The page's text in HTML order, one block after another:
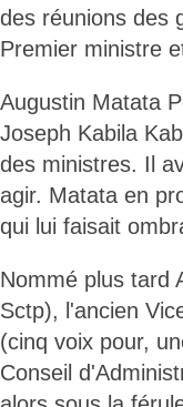
des réunions des
Premier ministre
Augustin Matata
Joseph Kabila
des ministres. Il
agir. Matata en
qui lui faisait
Nommé plus tard
Sctp), l'ancien
(cinq voix pour,
Conseil